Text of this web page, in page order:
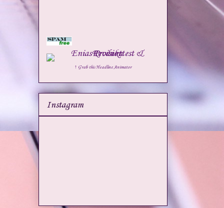
↑ Grab this Headline Animator
Instagram